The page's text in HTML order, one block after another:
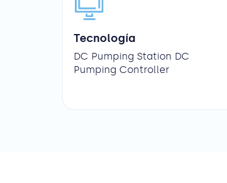
Tecnología
DC Pumping Station DC
Pumping Controller